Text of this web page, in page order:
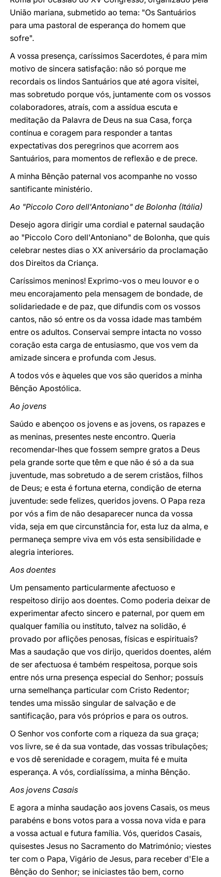
União mariana, submetido ao tema: "Os Santuários
para uma pastoral de esperança do homem que
sofre".
A vossa presença, caríssimos Sacerdotes, é para mim
motivo de sincera satisfação: não só porque me
recordais os lindos Santuários que até agora visitei,
mas sobretudo porque vós, juntamente com os vossos
colaboradores, atraís, com a assídua escuta e
meditação da Palavra de Deus na sua Casa, força
contínua e coragem para responder a tantas
expectativas dos peregrinos que acorrem aos
Santuários, para momentos de reflexão e de prece.
A minha Bênção paternal vos acompanhe no vosso
santificante ministério.
Ao "Piccolo Coro dell'Antoniano" de Bolonha (Itália)
Desejo agora dirigir uma cordial e paternal saudação
ao "Piccolo Coro dell'Antoniano" de Bolonha, que quis
celebrar nestes dias o XX aniversário da proclamação
dos Direitos da Criança.
Caríssimos meninos! Exprimo-vos o meu louvor e o
meu encorajamento pela mensagem de bondade, de
solidariedade e de paz, que difundis com os vossos
cantos, não só entre os da vossa idade mas também
entre os adultos. Conservai sempre intacta no vosso
coração esta carga de entusiasmo, que vos vem da
amizade sincera e profunda com Jesus.
A todos vós e àqueles que vos são queridos a minha
Bênção Apostólica.
Ao jovens
Saúdo e abençoo os jovens e as jovens, os rapazes e
as meninas, presentes neste encontro. Queria
recomendar-lhes que fossem sempre gratos a Deus
pela grande sorte que têm e que não é só a da sua
juventude, mas sobretudo a de serem cristãos, filhos
de Deus; e esta é fortuna eterna, condição de eterna
juventude: sede felizes, queridos jovens. O Papa reza
por vós a fim de não desaparecer nunca da vossa
vida, seja em que circunstância for, esta luz da alma, e
permaneça sempre viva em vós esta sensibilidade e
alegria interiores.
Aos doentes
Um pensamento particularmente afectuoso e
respeitoso dirijo aos doentes. Como poderia deixar de
experimentar afecto sincero e paternal, por quem em
qualquer família ou instituto, talvez na solidão, é
provado por aflições penosas, físicas e espirituais?
Mas a saudação que vos dirijo, queridos doentes, além
de ser afectuosa é também respeitosa, porque sois
entre nós urna presença especial do Senhor; possuís
urna semelhança particular com Cristo Redentor;
tendes uma missão singular de salvação e de
santificação, para vós próprios e para os outros.
O Senhor vos conforte com a riqueza da sua graça;
vos livre, se é da sua vontade, das vossas tribulações;
e vos dê serenidade e coragem, muita fé e muita
esperança. A vós, cordialíssima, a minha Bênção.
Aos jovens Casais
E agora a minha saudação aos jovens Casais, os meus
parabéns e bons votos para a vossa nova vida e para
a vossa actual e futura família. Vós, queridos Casais,
quisestes Jesus no Sacramento do Matrimónio; viestes
ter com o Papa, Vigário de Jesus, para receber d'Ele a
Bênção do Senhor; se iniciastes tão bem, corno